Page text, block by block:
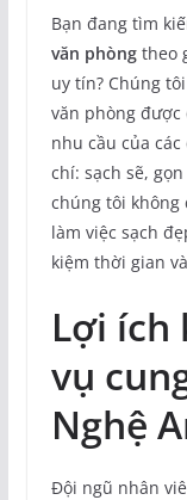
Bạn đang tìm
văn phòngtheo
uy tín? Chúng
văn phòng được
nhu cầu của
chí: sạch sẽ,
chúng tôi không
làm việc sạch
kiệm thời gian
Lợi ích
vụ
Nghệ
Đội ngũ nhân